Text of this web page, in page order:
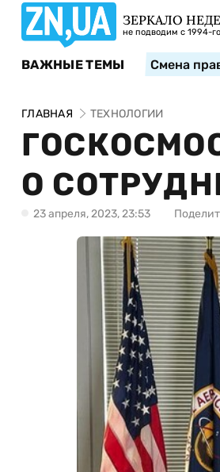
ЗЕРКАЛО
не подводим с 1994-
ВАЖНЫЕ ТЕМЫ Смена
ГЛАВНАЯ ТЕХНОЛОГИИ
О
23 апреля, 2023, 23:53